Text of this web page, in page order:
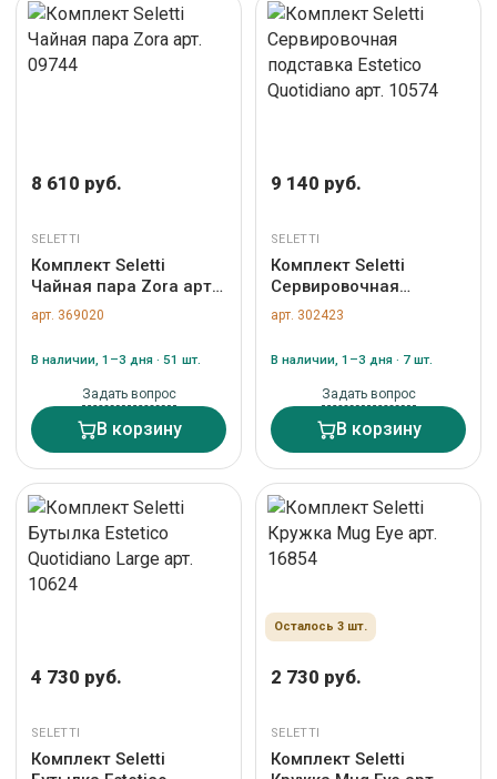
8 610 руб.
SELETTI
Комплект Seletti
Чайная пара Zora арт.
09744
арт. 369020
В наличии, 1–3 дня · 51 шт.
Задать вопрос
В корзину
9 140 руб.
SELETTI
Комплект Seletti
Сервировочная
подставка Estetico
Quotidiano арт. 10574
арт. 302423
В наличии, 1–3 дня · 7 шт.
Задать вопрос
В корзину
4 730 руб.
SELETTI
Комплект Seletti
Осталось 3 шт.
2 730 руб.
SELETTI
Комплект Seletti